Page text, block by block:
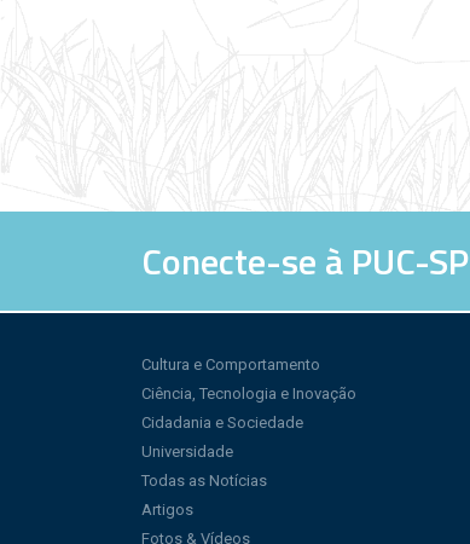
Conecte-se à PUC-SP
Cultura e Comportamento
Ciência, Tecnologia e Inovação
Cidadania e Sociedade
Universidade
Todas as Notícias
Artigos
Fotos & Vídeos